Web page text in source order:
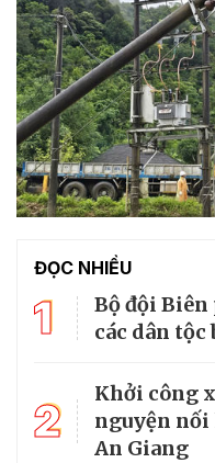
ĐỌC NHIỀU
1
Bộ đội Biên
các dân
2
Khởi công
nguyện nối
An Giang